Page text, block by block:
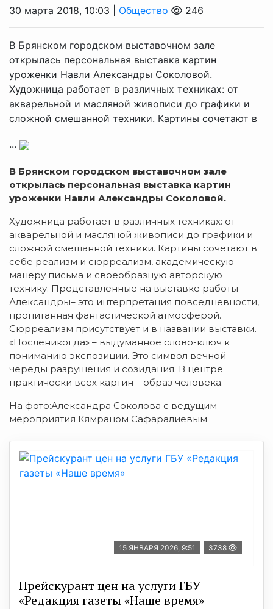
30 марта 2018, 10:03 | Общество 246
В Брянском городском выставочном зале
открылась персональная выставка картин
уроженки Навли Александры Соколовой.
Художница работает в различных техниках: от
акварельной и масляной живописи до графики и
сложной смешанной техники. Картины сочетают в
...
В Брянском городском выставочном зале
открылась персональная выставка картин
уроженки Навли Александры Соколовой.
Художница работает в различных техниках: от
акварельной и масляной живописи до графики и
сложной смешанной техники. Картины сочетают в
себе реализм и сюрреализм, академическую
манеру письма и своеобразную авторскую
технику. Представленные на выставке работы
Александры– это интерпретация повседневности,
пропитанная фантастической атмосферой.
Сюрреализм присутствует и в названии выставки.
«Посленикогда» – выдуманное слово-ключ к
пониманию экспозиции. Это символ вечной
череды разрушения и созидания. В центре
практически всех картин – образ человека.
На фото:Александра Соколова с ведущим
мероприятия Кямраном Сафаралиевым
15 ЯНВАРЯ 2026, 9:51 3738
Прейскурант цен на услуги ГБУ
«Редакция газеты «Наше время»